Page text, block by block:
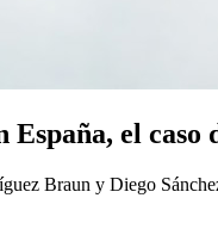
España, el caso
Braun y Diego